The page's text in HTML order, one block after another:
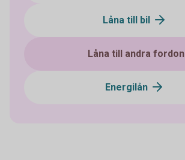
Låna till bil
Låna till andra fordon
Energilån